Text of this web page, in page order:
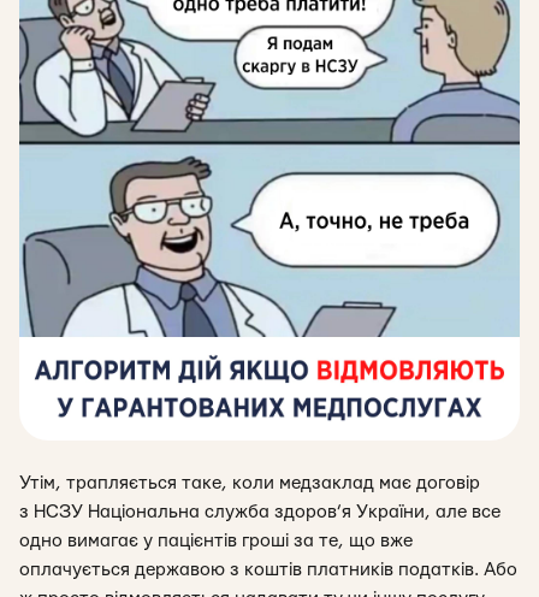
Утім, трапляється таке, коли медзаклад має договір
з НСЗУ Національна служба здоров’я України, але все
одно вимагає у пацієнтів гроші за те, що вже
оплачується державою з коштів платників податків. Або